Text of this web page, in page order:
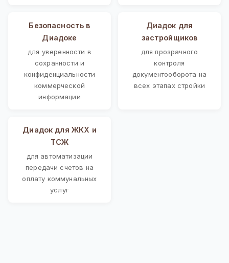
Безопасность в
Диадоке
для уверенности в
сохранности и
конфиденциальности
коммерческой
информации
Диадок для
застройщиков
для прозрачного
контроля
документооборота на
всех этапах стройки
Диадок для ЖКХ и
ТСЖ
для автоматизации
передачи счетов на
оплату коммунальных
услуг